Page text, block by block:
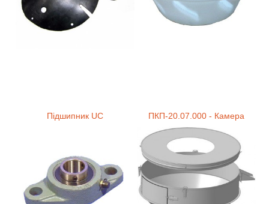
Підшипник UC ПКП-20.07.000 - Камера